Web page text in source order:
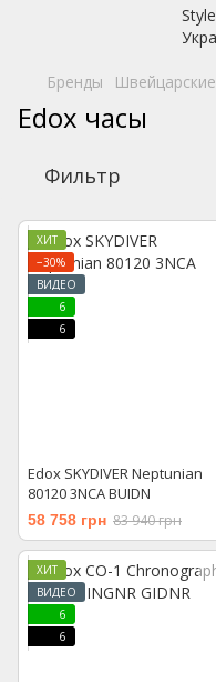
Бренды Швейцарские
Edox часы
Фильтр
ХИТ
−30%
ВИДЕО
6
6
Edox SKYDIVER Neptunian
80120 3NCA BUIDN
58 758 грн 83 940 грн
ХИТ
ВИДЕО
6
6